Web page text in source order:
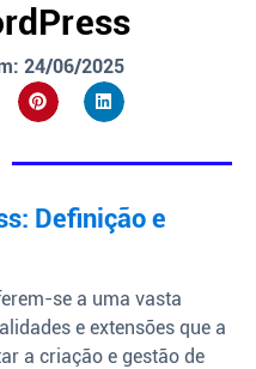
24/06/2025
Definição e
se a uma vasta
e extensões que a
a criação e gestão de